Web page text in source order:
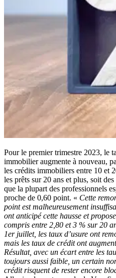
Pour le premier trimestre 2023, le
immobilier augmente à nouveau,
les crédits immobiliers entre 10 et
les prêts sur 20 ans et plus, soit
que la plupart des professionnels
proche de 0,60 point. « Cette
point est malheureusement
ont anticipé cette hausse et
compris entre 2,80 et 3 % sur 20
1er juillet, les taux d’usure ont
mais les taux de crédit ont
Résultat, avec un écart entre les
toujours aussi faible, un certain
crédit risquent de rester encore